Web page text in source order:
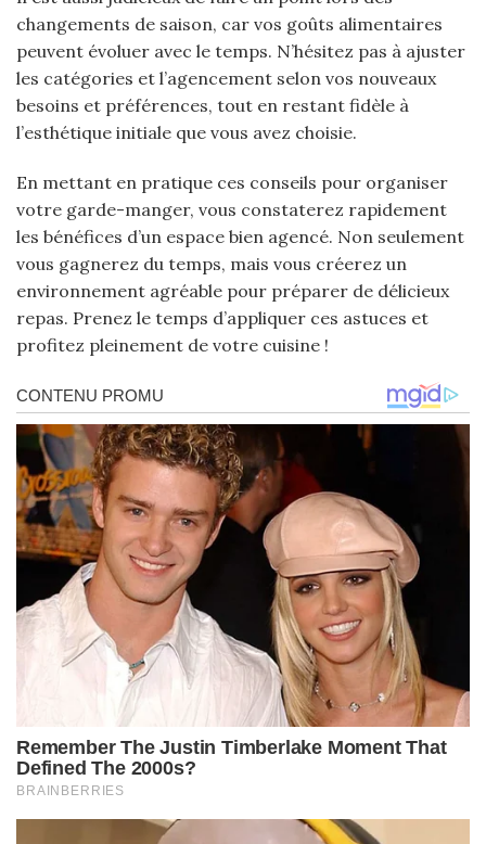
changements de saison, car vos goûts alimentaires
peuvent évoluer avec le temps. N’hésitez pas à ajuster
les catégories et l’agencement selon vos nouveaux
besoins et préférences, tout en restant fidèle à
l’esthétique initiale que vous avez choisie.
En mettant en pratique ces conseils pour organiser
votre garde-manger, vous constaterez rapidement
les bénéfices d’un espace bien agencé. Non seulement
vous gagnerez du temps, mais vous créerez un
environnement agréable pour préparer de délicieux
repas. Prenez le temps d’appliquer ces astuces et
profitez pleinement de votre cuisine !